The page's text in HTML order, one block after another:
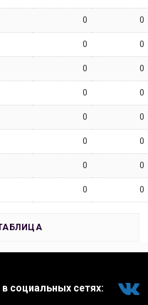
0 0
0 0
0 0
0 0
0 0
0 0
0 0
0 0
социальных сетях: